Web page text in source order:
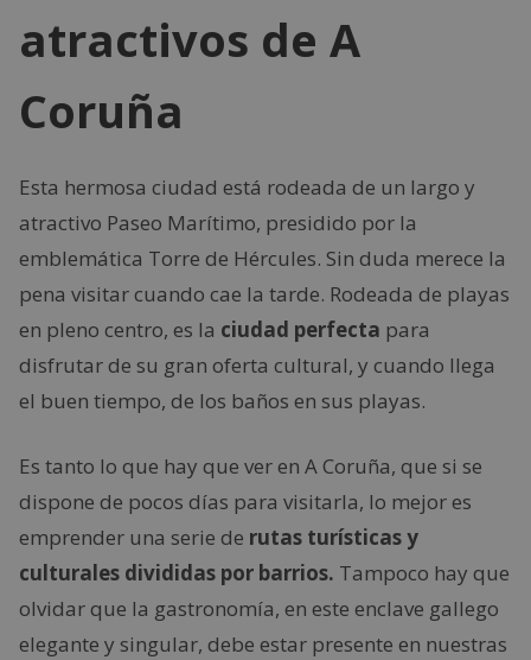
atractivos de A
Coruña
Esta hermosa ciudad está rodeada de un largo y
atractivo Paseo Marítimo, presidido por la
emblemática Torre de Hércules. Sin duda merece la
pena visitar cuando cae la tarde. Rodeada de playas
en pleno centro, es la ciudad perfecta para
disfrutar de su gran oferta cultural, y cuando llega
el buen tiempo, de los baños en sus playas.
Es tanto lo que hay que ver en A Coruña, que si se
dispone de pocos días para visitarla, lo mejor es
emprender una serie de rutas turísticas y
culturales divididas por barrios. Tampoco hay que
olvidar que la gastronomía, en este enclave gallego
elegante y singular, debe estar presente en nuestras